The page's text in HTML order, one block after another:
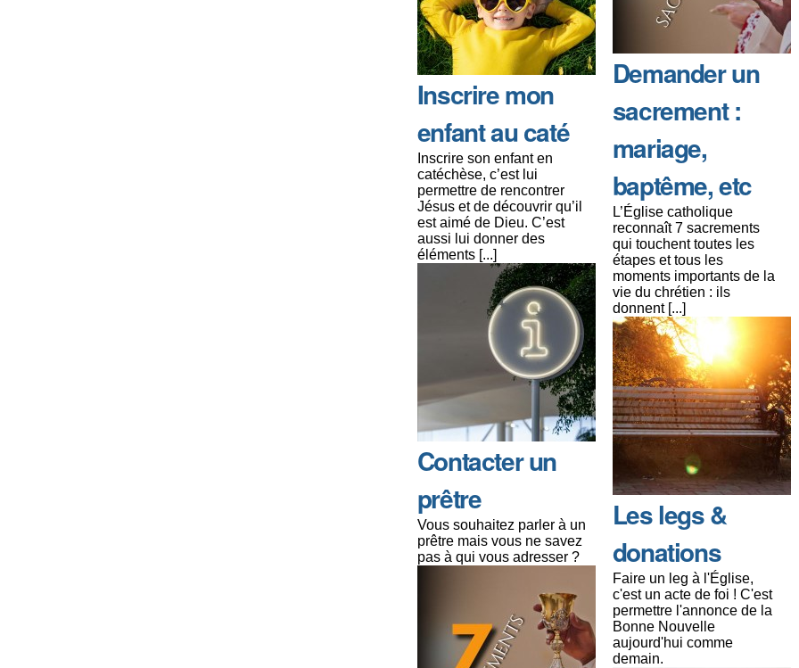
Inscrire mon
enfant au caté
Inscrire son enfant en
catéchèse, c’est lui
permettre de rencontrer
Jésus et de découvrir qu’il
est aimé de Dieu. C’est
aussi lui donner des
éléments [...]
Contacter un
prêtre
Vous souhaitez parler à un
prêtre mais vous ne savez
pas à qui vous adresser ?
Demander un
sacrement :
mariage,
baptême, etc
L’Église catholique
reconnaît 7 sacrements
qui touchent toutes les
étapes et tous les
moments importants de la
vie du chrétien : ils
donnent [...]
Les legs &
donations
Faire un leg à l'Église,
c'est un acte de foi ! C'est
permettre l'annonce de la
Bonne Nouvelle
aujourd'hui comme
demain.